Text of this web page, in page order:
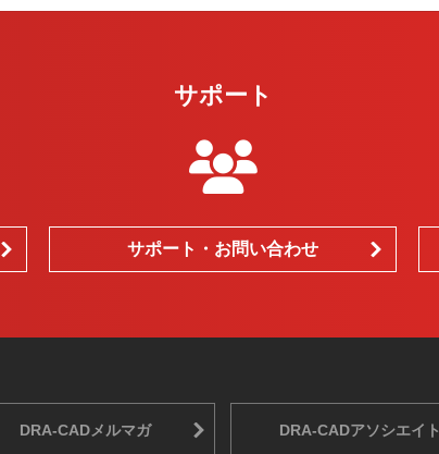
サポート
サポート・お問い合わせ
DRA-CADメルマガ DRA-CADアソシエイト